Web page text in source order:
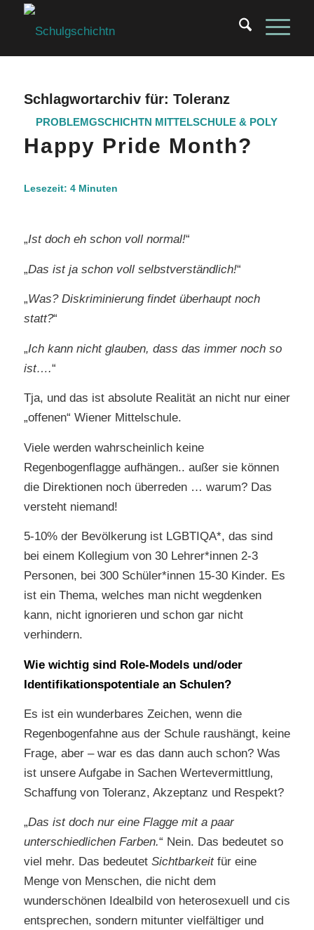
Schlagwortarchiv für: Toleranz
PROBLEMGSCHICHTN MITTELSCHULE & POLY
Happy Pride Month?
Lesezeit: 4 Minuten
„Ist doch eh schon voll normal!“
„Das ist ja schon voll selbstverständlich!“
„Was? Diskriminierung findet überhaupt noch
statt?“
„Ich kann nicht glauben, dass das immer noch so
ist….“
Tja, und das ist absolute Realität an nicht nur einer
„offenen“ Wiener Mittelschule.
Viele werden wahrscheinlich keine
Regenbogenflagge aufhängen.. außer sie können
die Direktionen noch überreden … warum? Das
versteht niemand!
5-10% der Bevölkerung ist LGBTIQA*, das sind
bei einem Kollegium von 30 Lehrer*innen 2-3
Personen, bei 300 Schüler*innen 15-30 Kinder. Es
ist ein Thema, welches man nicht wegdenken
kann, nicht ignorieren und schon gar nicht
verhindern.
Wie wichtig sind Role-Models und/oder
Identifikationspotentiale an Schulen?
Es ist ein wunderbares Zeichen, wenn die
Regenbogenfahne aus der Schule raushängt, keine
Frage, aber – war es das dann auch schon? Was
ist unsere Aufgabe in Sachen Wertevermittlung,
Schaffung von Toleranz, Akzeptanz und Respekt?
„Das ist doch nur eine Flagge mit a paar
unterschiedlichen Farben.“ Nein. Das bedeutet so
viel mehr. Das bedeutet Sichtbarkeit für eine
Menge von Menschen, die nicht dem
wunderschönen Idealbild von heterosexuell und cis
entsprechen, sondern mitunter vielfältiger und